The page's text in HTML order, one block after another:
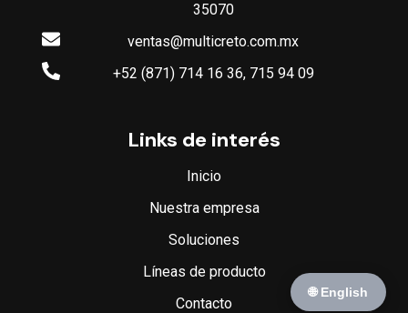
35070
ventas@multicreto.com.mx
+52 (871) 714 16 36, 715 94 09
Links de interés
Inicio
Nuestra empresa
Soluciones
Líneas de producto
Contacto
🌐 English